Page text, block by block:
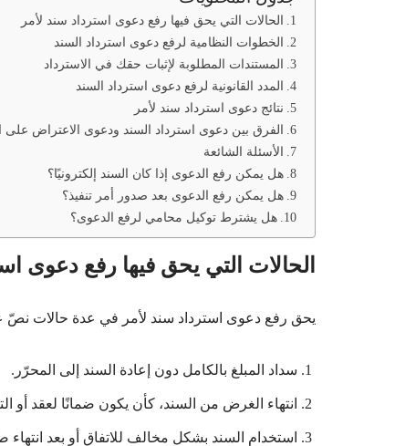
الحالات التي يحق فيها رفع دعوى استرداد سند لأمر
الخطوات النظامية لرفع دعوى استرداد السند
المستندات المطلوبة لإثبات حقك في الاسترداد
المدد القانونية لرفع دعوى استرداد السند
نتائج دعوى استرداد سند لأمر
الفرق بين دعوى استرداد السند ودعوى الاعتراض على
الأسئلة الشائعة
هل يمكن رفع الدعوى إذا كان السند إلكترونيًا؟
هل يمكن رفع الدعوى بعد صدور أمر تنفيذ؟
هل يشترط توكيل محامي لرفع الدعوى؟
الحالات التي يحق فيها رفع دعوى
يحق رفع دعوى استرداد سند لأمر في عدة حالات نصّ
سداد المبلغ بالكامل دون إعادة السند إلى المحرّر.
انتهاء الغرض من السند، كأن يكون ضمانًا لعقد أو
استخدام السند بشكل مخالف للاتفاق أو بعد انتهاء